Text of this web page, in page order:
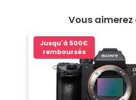
Vous aimerez
Jusqu'à 500€
remboursés